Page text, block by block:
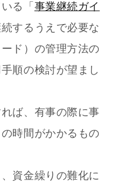
る「 事業継続ガイ
するうえで必要な
ド）の管理方法の
順の検討が望まし
ば、有事の際に事
時間がかかるもの
資金繰りの難化に